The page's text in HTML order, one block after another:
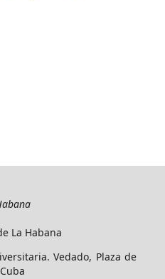
La Habana
Vedado, Plaza de